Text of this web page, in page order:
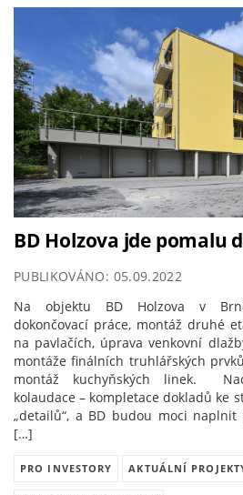
BD Holzova jde pomalu
PUBLIKOVÁNO: 05.09.2022
Na objektu BD Holzova v
dokončovací práce, montáž druhé
na pavlačích, úprava venkovní
montáže finálních truhlářských
montáž kuchyňských linek.
kolaudace – kompletace dokladů ke
„detailů“, a BD budou moci
[…]
PRO INVESTORY AKTUÁLNÍ